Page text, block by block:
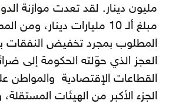
مبلغ ألـ 10 مليارات دينار،
العجز الذي حوّلته الحكومة إلى
القطاعات الإقتصادية والمواطن
الجزء الأكبر من الهيئات